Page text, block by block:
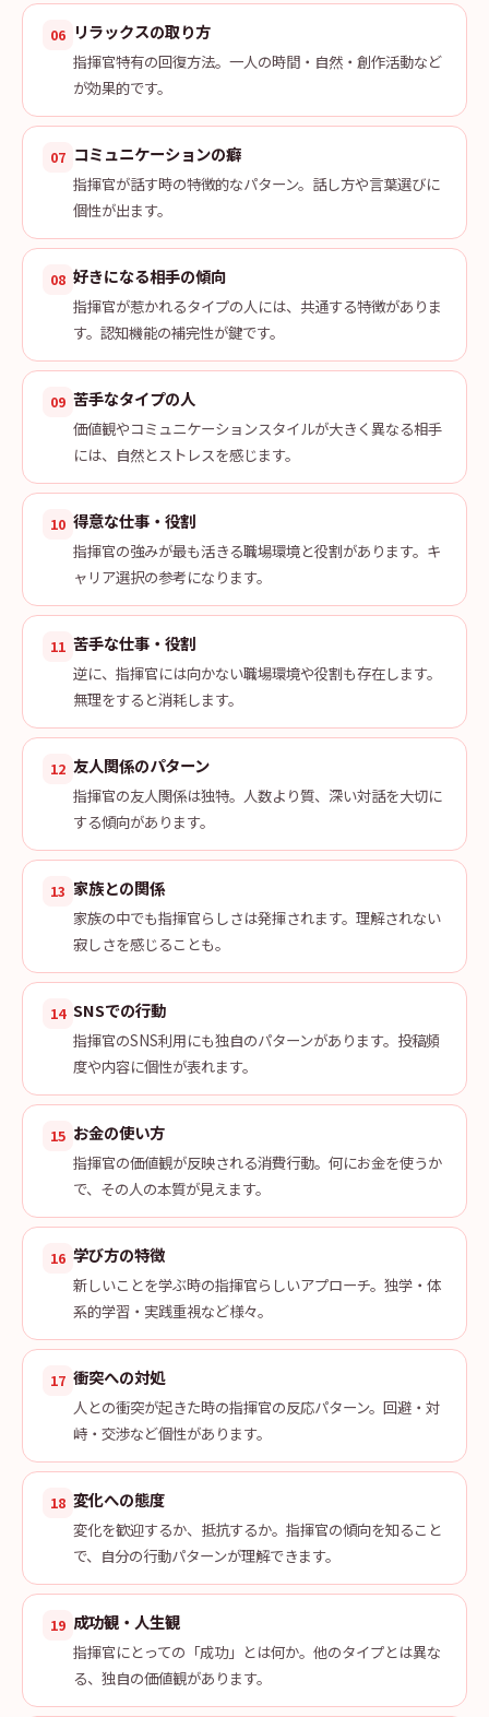
06 リラックスの取り方
指揮官特有の回復方法。一人の時間・自然・創作活動など
が効果的です。
07 コミュニケーションの癖
指揮官が話す時の特徴的なパターン。話し方や言葉選びに
個性が出ます。
08 好きになる相手の傾向
指揮官が惹かれるタイプの人には、共通する特徴がありま
す。認知機能の補完性が鍵です。
09 苦手なタイプの人
価値観やコミュニケーションスタイルが大きく異なる相手
には、自然とストレスを感じます。
10 得意な仕事・役割
指揮官の強みが最も活きる職場環境と役割があります。キ
ャリア選択の参考になります。
11 苦手な仕事・役割
逆に、指揮官には向かない職場環境や役割も存在します。
無理をすると消耗します。
12 友人関係のパターン
指揮官の友人関係は独特。人数より質、深い対話を大切に
する傾向があります。
13 家族との関係
家族の中でも指揮官らしさは発揮されます。理解されない
寂しさを感じることも。
14 SNSでの行動
指揮官のSNS利用にも独自のパターンがあります。投稿頻
度や内容に個性が表れます。
15 お金の使い方
指揮官の価値観が反映される消費行動。何にお金を使うか
で、その人の本質が見えます。
16 学び方の特徴
新しいことを学ぶ時の指揮官らしいアプローチ。独学・体
系的学習・実践重視など様々。
17 衝突への対処
人との衝突が起きた時の指揮官の反応パターン。回避・対
峙・交渉など個性があります。
18 変化への態度
変化を歓迎するか、抵抗するか。指揮官の傾向を知ること
で、自分の行動パターンが理解できます。
19 成功観・人生観
指揮官にとっての「成功」とは何か。他のタイプとは異な
る、独自の価値観があります。